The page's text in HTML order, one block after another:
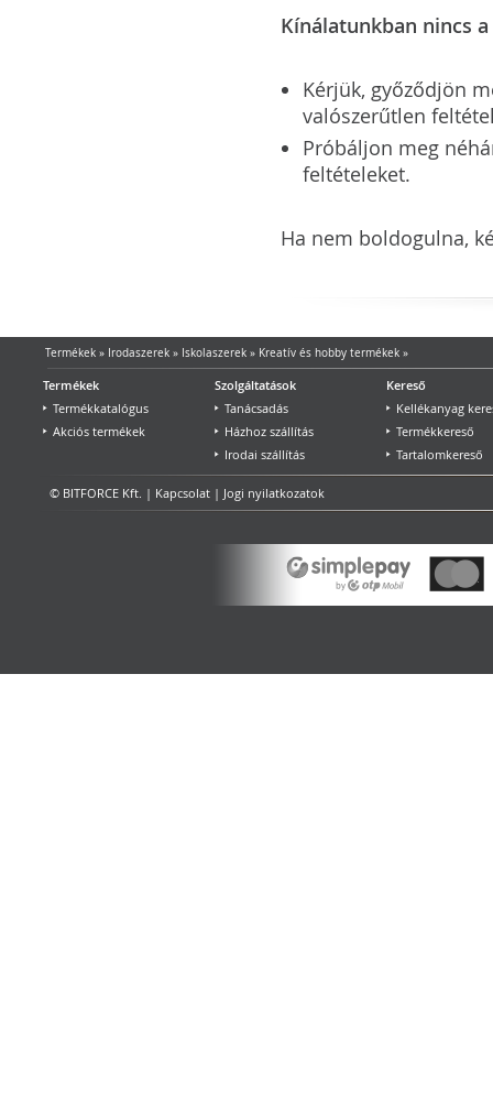
Kínálatunkban nincs
Kérjük, győződjön
valószerűtlen
Próbáljon meg
feltételeket.
Ha nem boldogulna,
Termékek» Irodaszerek» Iskolaszerek» Kreatív és hobby termékek»
Termékek
Termékkatalógus
Akciós termékek
Szolgáltatások
Tanácsadás
Házhoz szállítás
Irodai szállítás
Kereső
Kellékanyag
Termékkereső
Tartalomkereső
© BITFORCE Kft. | Kapcsolat | Jogi nyilatkozatok